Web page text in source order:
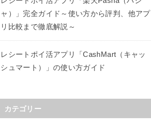
ャ）」完全ガイド～使い方から評判、他アプ
リ比較まで徹底解説～
レシートポイ活アプリ「CashMart（キャッ
シュマート）」の使い方ガイド
カテゴリー